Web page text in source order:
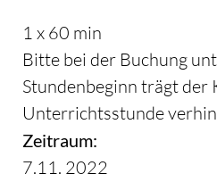
1 x 60 min
Bitte bei der Buchung
Stundenbeginn trägt der
Unterrichtsstunde
Zeitraum:
7.11. 2022